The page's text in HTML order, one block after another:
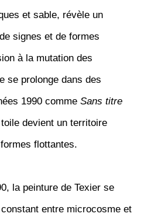
et sable, révèle un
signes et de formes
à la mutation des
se prolonge dans des
1990 comme Sans titre
devient un territoire
flottantes.
la peinture de Texier se
entre microcosme et